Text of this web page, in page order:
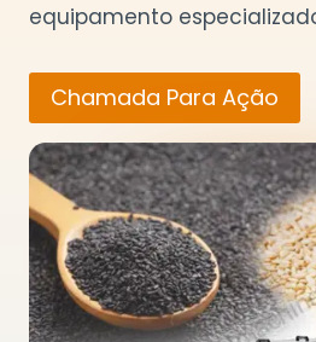
equipamento
Chamada Para Ação